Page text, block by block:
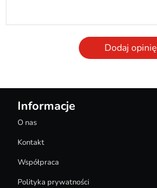
Dodaj opinię
Informacje
O nas
Kontakt
Współpraca
Polityka prywatności